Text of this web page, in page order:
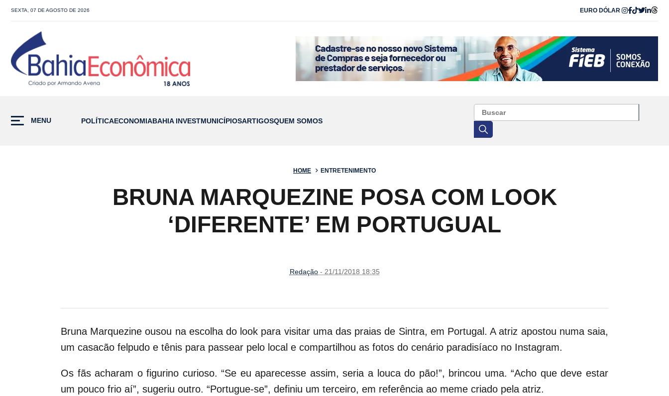
SEXTA, 07 DE AGOSTO DE 2026 EURO DÓLAR
MENU POLÍTICAECONOMIABAHIA INVESTMUNICÍPIOSARTIGOSQUEM SOMOS
HOME ENTRETENIMENTO
BRUNA MARQUEZINE POSA COM LOOK
‘DIFERENTE’ EM PORTUGUAL
Redação- 21/11/2018 18:35
Bruna Marquezine ousou na escolha do look para visitar uma das praias de Sintra, em Portugal. A atriz apostou numa saia,
um casacão felpudo e tênis para passear pelo local e compartilhou as fotos do cenário paradisíaco no Instagram.
Os fãs acharam o figurino curioso. “Se eu aparecesse assim, seria a louca do pão!”, brincou uma. “Acho que deve estar
um pouco frio aí”, sugeriu outro. “Portugue-se”, definiu um terceiro, em referência ao meme criado pela atriz.